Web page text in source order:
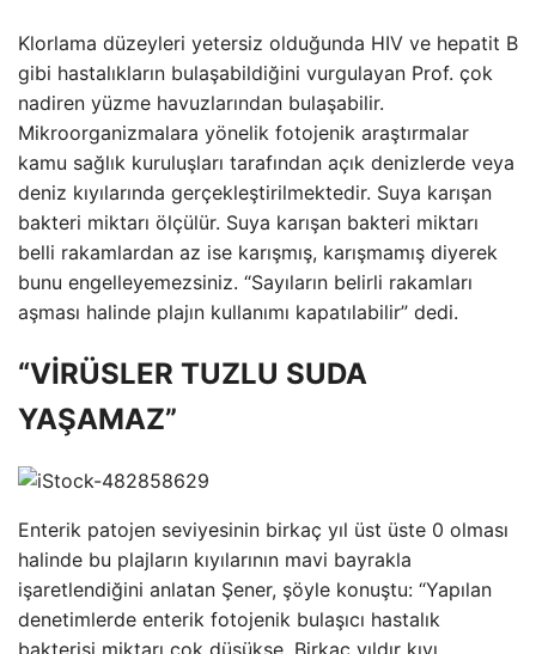
Klorlama düzeyleri yetersiz olduğunda HIV ve hepatit B
gibi hastalıkların bulaşabildiğini vurgulayan Prof. çok
nadiren yüzme havuzlarından bulaşabilir.
Mikroorganizmalara yönelik fotojenik araştırmalar
kamu sağlık kuruluşları tarafından açık denizlerde veya
deniz kıyılarında gerçekleştirilmektedir. Suya karışan
bakteri miktarı ölçülür. Suya karışan bakteri miktarı
belli rakamlardan az ise karışmış, karışmamış diyerek
bunu engelleyemezsiniz. “Sayıların belirli rakamları
aşması halinde plajın kullanımı kapatılabilir” dedi.
“VİRÜSLER TUZLU SUDA
YAŞAMAZ”
Enterik patojen seviyesinin birkaç yıl üst üste 0 olması
halinde bu plajların kıyılarının mavi bayrakla
işaretlendiğini anlatan Şener, şöyle konuştu: “Yapılan
denetimlerde enterik fotojenik bulaşıcı hastalık
bakterisi miktarı çok düşükse, Birkaç yıldır kıyı